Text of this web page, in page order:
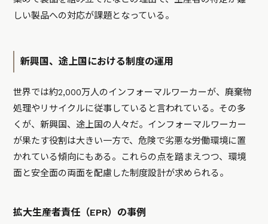
しい製品への対応が課題となっている。
新興国、途上国における制度の運用
世界では約2,000万人のインフォーマルワーカーが、廃棄物
処理やリサイクルに従事していると言われている。その多
くが、新興国、途上国の人々だ。インフォーマルワーカー
が果たす役割は大きい一方で、危険で劣悪な労働環境に置
かれている傾向にもある。これらの点を踏まえつつ、環境
面と安全面の両面を配慮した制度設計が求められる。
拡大生産者責任（EPR）の事例